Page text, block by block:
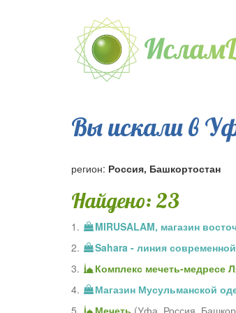
Вы искали в
регион: Россия, Башкортостан
Найдено: 23
1. MIRUSALAM, магазин
2.
Sahara - линия
3.
Комплекс мечеть-медресе
4.
Магазин Мусульманской
5.
Мечеть (Уфа, Россия,